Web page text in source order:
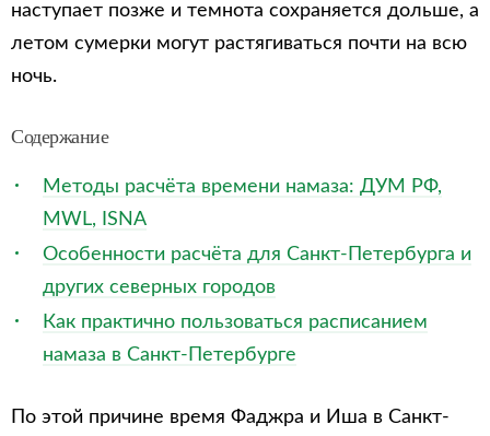
наступает позже и темнота сохраняется дольше, а
летом сумерки могут растягиваться почти на всю
ночь.
Содержание
Методы расчёта времени намаза: ДУМ РФ,
MWL, ISNA
Особенности расчёта для Санкт-Петербурга и
других северных городов
Как практично пользоваться расписанием
намаза в Санкт-Петербурге
По этой причине время Фаджра и Иша в Санкт-